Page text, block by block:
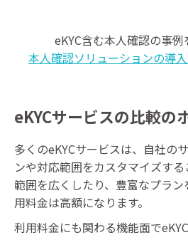
eKYC含む本人確認の事
本人確認ソリューションの導
eKYCサービスの比較の
多くのeKYCサービスは、自社の
ンや対応範囲をカスタマイズす
範囲を広くしたり、豊富なプラ
用料金は高額になります。
利用料金にも関わる機能面で